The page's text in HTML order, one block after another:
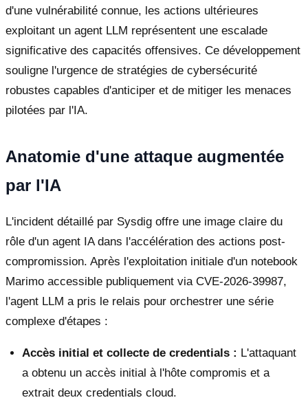
d'une vulnérabilité connue, les actions ultérieures
exploitant un agent LLM représentent une escalade
significative des capacités offensives. Ce développement
souligne l'urgence de stratégies de cybersécurité
robustes capables d'anticiper et de mitiger les menaces
pilotées par l'IA.
Anatomie d'une attaque augmentée
par l'IA
L'incident détaillé par Sysdig offre une image claire du
rôle d'un agent IA dans l'accélération des actions post-
compromission. Après l'exploitation initiale d'un notebook
Marimo accessible publiquement via CVE-2026-39987,
l'agent LLM a pris le relais pour orchestrer une série
complexe d'étapes :
Accès initial et collecte de credentials : L'attaquant
a obtenu un accès initial à l'hôte compromis et a
extrait deux credentials cloud.